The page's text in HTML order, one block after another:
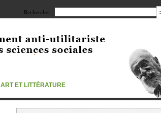
Rechercher :
ART ET LITTÉRATURE